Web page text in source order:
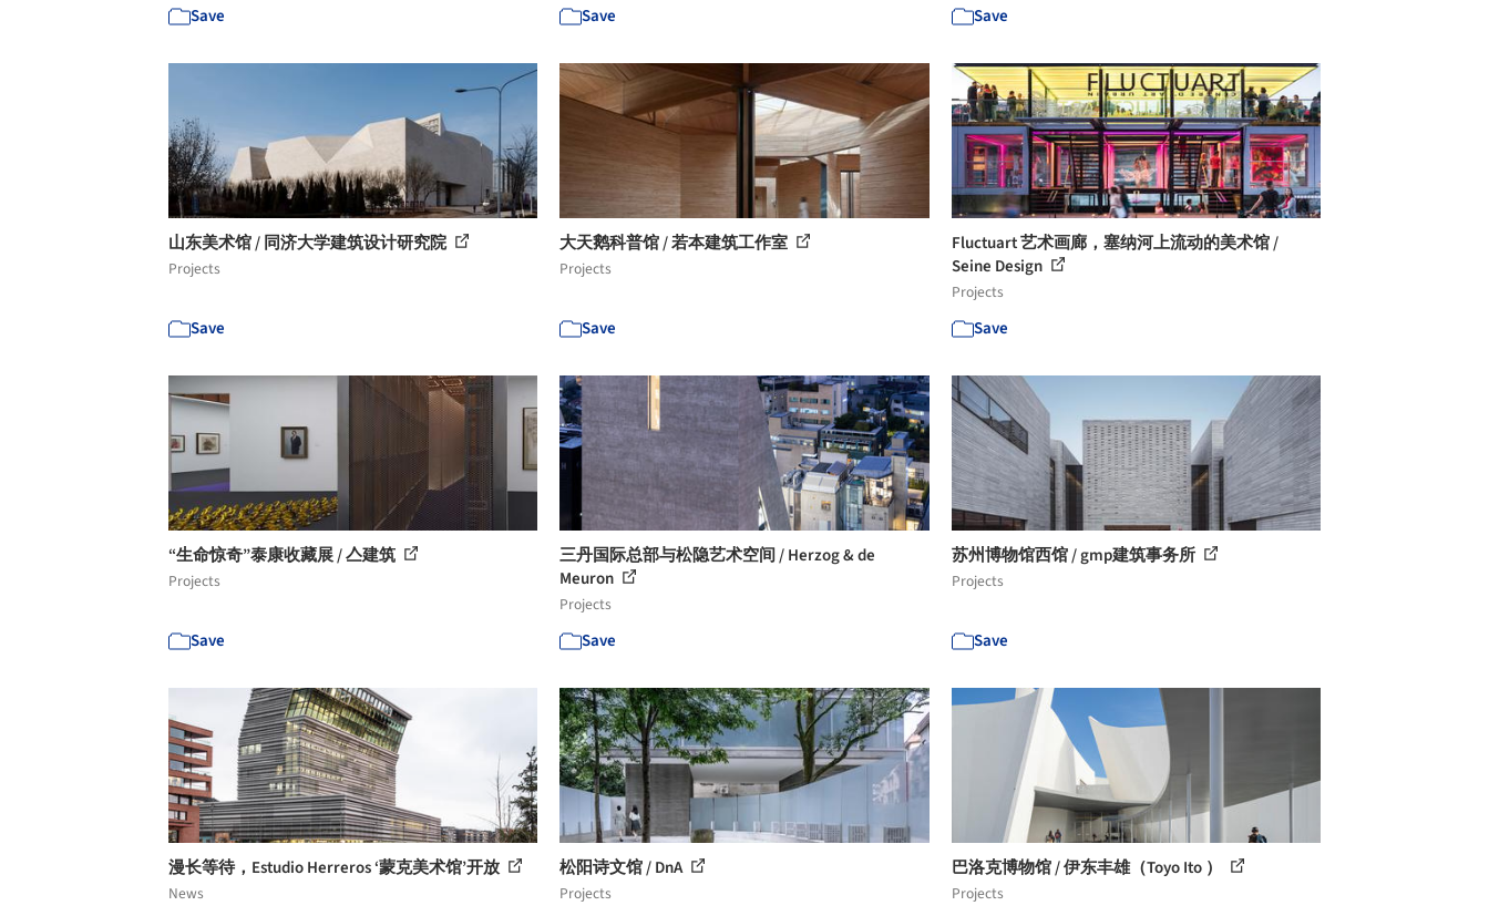
Save Save Save
山东美术馆 / 同济大学建筑设计研究院
Projects
Save
大天鹅科普馆 / 若本建筑工作室
Projects
Save
Fluctuart 艺术画廊，塞纳河上流动的美术馆 /
Seine Design
Projects
Save
“生命惊奇”泰康收藏展 / 亼建筑
Projects
Save
三丹国际总部与松隐艺术空间 / Herzog & de
Meuron
Projects
Save
苏州博物馆西馆 / gmp建筑事务所
Projects
Save
漫长等待，Estudio Herreros ‘蒙克美术馆’开放
News
松阳诗文馆 / DnA
Projects
巴洛克博物馆 / 伊东丰雄（Toyo Ito ）
Projects